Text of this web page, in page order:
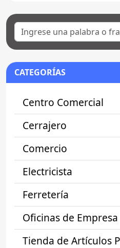
CATEGORÍAS
Centro Comercial
Cerrajero
Comercio
Electricista
Ferretería
Oficinas de Empresa
Tienda de Artículos